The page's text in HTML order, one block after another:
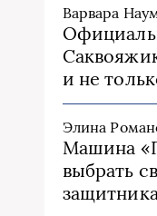
Варвара
и не
Элина
Машина
выбрать